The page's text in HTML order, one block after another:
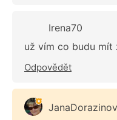
Irena70
už vím co budu
Odpovědět